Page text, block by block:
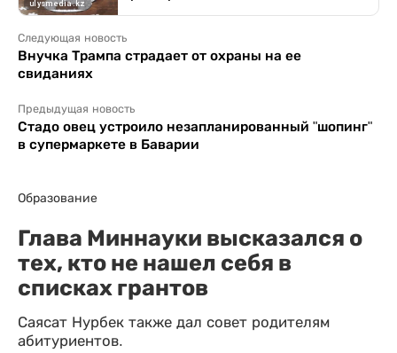
Следующая новость
Внучка Трампа страдает от охраны на ее
свиданиях
Предыдущая новость
Стадо овец устроило незапланированный "шопинг"
в супермаркете в Баварии
Образование
Глава Миннауки высказался о
тех, кто не нашел себя в
списках грантов
Саясат Нурбек также дал совет родителям
абитуриентов.